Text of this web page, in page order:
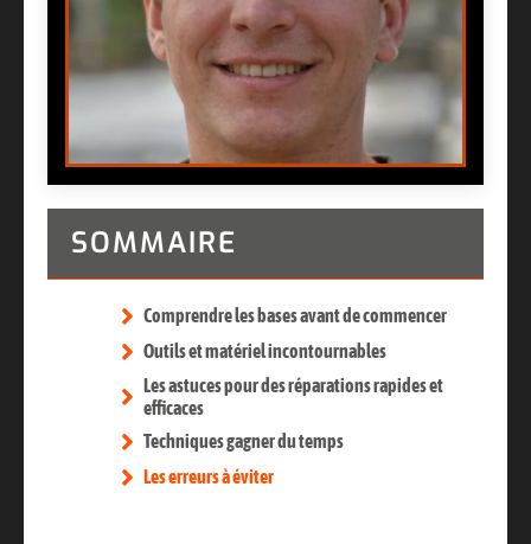
SOMMAIRE
Comprendre les bases avant de commencer
Outils et matériel incontournables
Les astuces pour des réparations rapides et
efficaces
Techniques gagner du temps
Les erreurs à éviter